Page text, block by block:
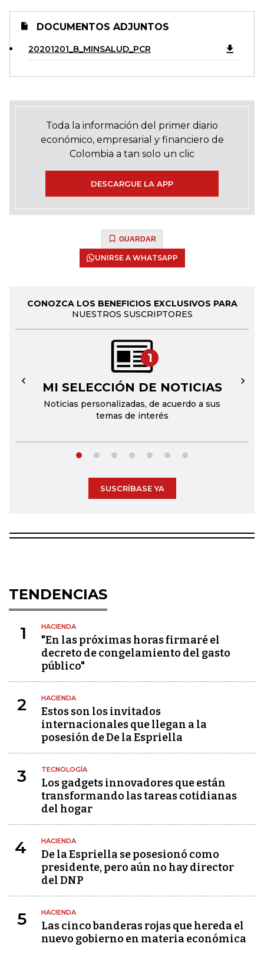
DOCUMENTOS ADJUNTOS
20201201_B_MINSALUD_PCR
Toda la información del primer diario
económico, empresarial y financiero de
Colombia a tan solo un clic
DESCARGUE LA APP
GUARDAR
UNIRSE A WHATSAPP
CONOZCA LOS BENEFICIOS EXCLUSIVOS PARA
NUESTROS SUSCRIPTORES
1
MI SELECCIÓN DE NOTICIAS
Noticias personalizadas, de acuerdo a sus
temas de interés
← →
SUSCRÍBASE YA
TENDENCIAS
1 HACIENDA
"En las próximas horas firmaré el
decreto de congelamiento del gasto
público"
2 HACIENDA
Estos son los invitados
internacionales que llegan a la
posesión de De la Espriella
3 TECNOLOGÍA
Los gadgets innovadores que están
transformando las tareas cotidianas
del hogar
4 HACIENDA
De la Espriella se posesionó como
presidente, pero aún no hay director
del DNP
5 HACIENDA
Las cinco banderas rojas que hereda el
nuevo gobierno en materia económica